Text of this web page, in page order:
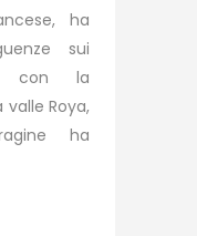
ha
sui
con la
Roya,
ha